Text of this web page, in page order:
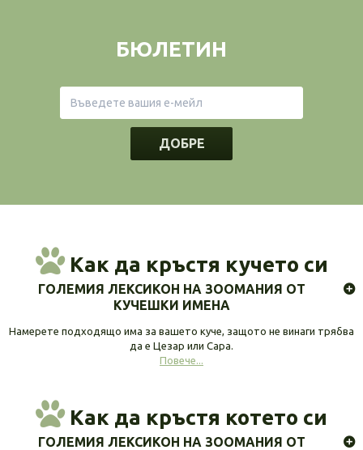
БЮЛЕТИН
ДОБРЕ
Как да кръстя кучето си
ГОЛЕМИЯ ЛЕКСИКОН НА ЗООМАНИЯ ОТ
КУЧЕШКИ ИМЕНА
Намерете подходящо има за вашето куче, защото не винаги трябва
да е Цезар или Сара.
Повече...
Как да кръстя котето си
ГОЛЕМИЯ ЛЕКСИКОН НА ЗООМАНИЯ ОТ